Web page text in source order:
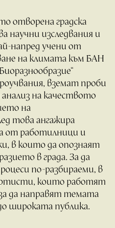
отворена градска
научни изследвания и
напред учени от
на климата към БАН
вземат проби
на качеството
на
това ангажира
от работилници и
в които да опознаят
в града. За да
по-разбираеми, в
които работят
да направят темата
широката публика.